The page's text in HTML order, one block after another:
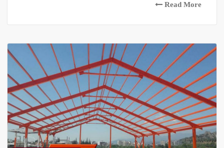
Read More